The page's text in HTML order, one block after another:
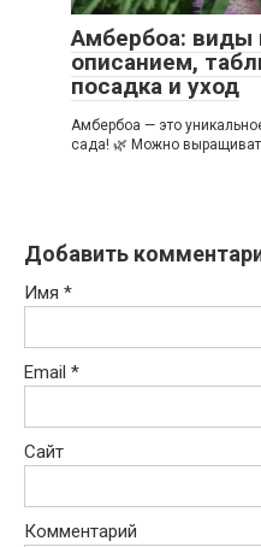
Амбербоа: виды
описанием,
посадка и уход
Амбербоа — это
сада! 🌿 Можно
Добавить
Имя *
Email *
Сайт
Комментарий